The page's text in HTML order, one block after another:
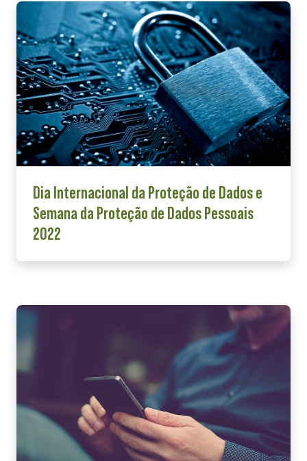
Dia Internacional da Proteção de Dados e
Semana da Proteção de Dados Pessoais
2022